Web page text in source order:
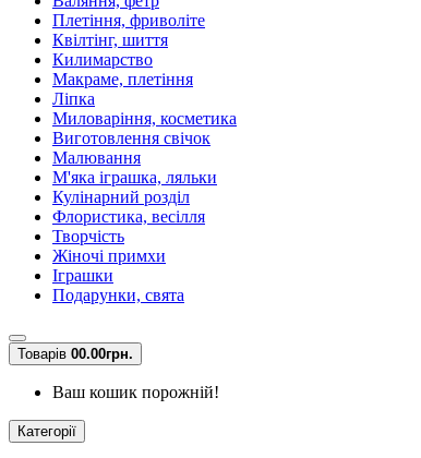
Плетіння, фриволіте
Квілтінг, шиття
Килимарство
Макраме, плетіння
Ліпка
Миловаріння, косметика
Виготовлення свічок
Малювання
М'яка іграшка, ляльки
Кулінарний розділ
Флористика, весілля
Творчість
Жіночі примхи
Іграшки
Подарунки, свята
Товарів 00.00грн.
Ваш кошик порожній!
Категорії